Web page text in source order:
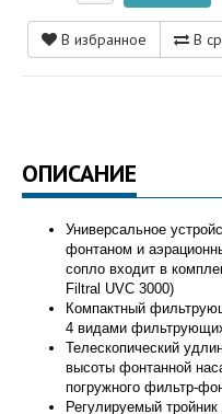
В избранное В
ОПИСАНИЕ
Универсальное
фонтаном и
сопло входит в
Filtral UVC 3000)
Компактный
4 видами
Телескопический
высоты фонтанной
погружного фильтр-
Регулируемый